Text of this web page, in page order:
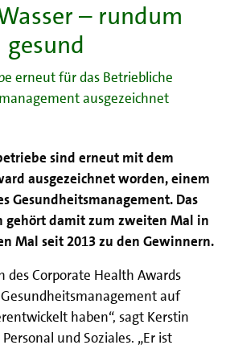
– rundum
gesund
erneut für das Betriebliche
ausgezeichnet
sind erneut mit dem
ausgezeichnet worden, einem
Gesundheitsmanagement. Das
gehört damit zum zweiten Mal in
Mal seit 2013 zu den Gewinnern.
des Corporate Health Awards
auf
haben“, sagt Kerstin
und Soziales. „Er ist